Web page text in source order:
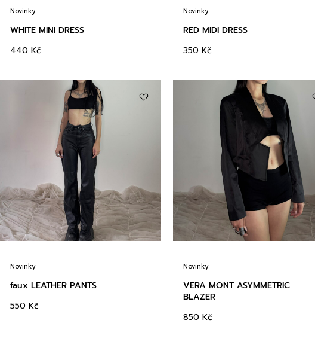
Novinky
WHITE MINI DRESS
440 Kč
Novinky
RED MIDI DRESS
350 Kč
Novinky
faux LEATHER PANTS
550 Kč
Novinky
VERA MONT ASYMMETRIC
BLAZER
850 Kč